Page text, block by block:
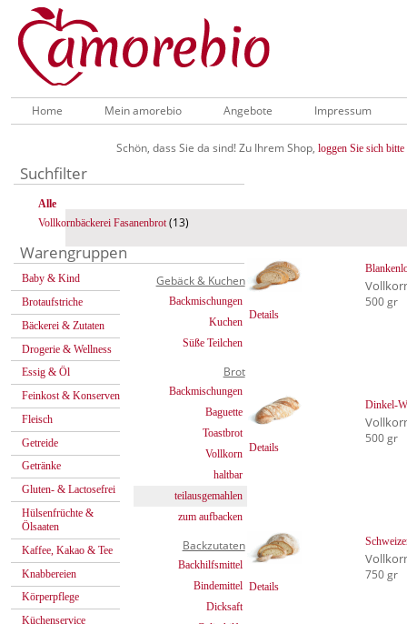
Home Mein amorebio Angebote Impressum
Schön, dass Sie da sind! Zu Ihrem Shop, loggen Sie sich bitte
Suchfilter
Alle
Vollkornbäckerei Fasanenbrot(13)
Warengruppen
Baby & Kind
Brotaufstriche
Bäckerei & Zutaten
Drogerie & Wellness
Essig & Öl
Feinkost & Konserven
Fleisch
Getreide
Getränke
Gluten- & Lactosefrei
Hülsenfrüchte &
Ölsaaten
Kaffee, Kakao & Tee
Knabbereien
Körperpflege
Küchenservice
Gebäck & Kuchen
Backmischungen
Kuchen
Süße Teilchen
Brot
Backmischungen
Baguette
Toastbrot
Vollkorn
haltbar
teilausgemahlen
zum aufbacken
Backzutaten
Backhilfsmittel
Bindemittel
Dicksaft
Details
500 gr
Details
Dinkel-
500 gr
Details
750 gr